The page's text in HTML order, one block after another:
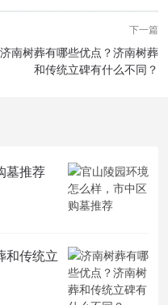
下一篇
济南树葬有哪些优点？济南树葬
和传统立碑有什么不同？
墓推荐
和传统立